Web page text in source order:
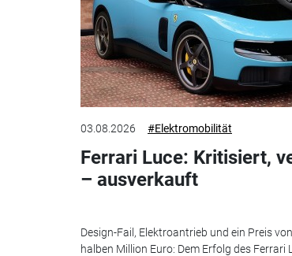
03.08.2026 #Elektromobilität
Ferrari Luce: Kritisiert,
– ausverkauft
Design-Fail, Elektroantrieb und ein Preis
halben Million Euro: Dem Erfolg des Ferrari